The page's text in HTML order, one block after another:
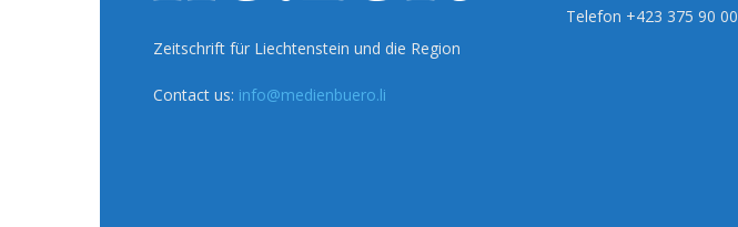
Zeitschrift für Liechtenstein und die Region
Contact us: info@medienbuero.li
Telefon +423 375 90 00